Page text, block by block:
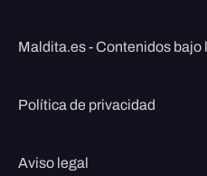
Maldita.es - Contenidos bajo
Política de privacidad
Aviso legal